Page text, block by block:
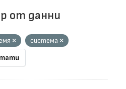
от данни
система